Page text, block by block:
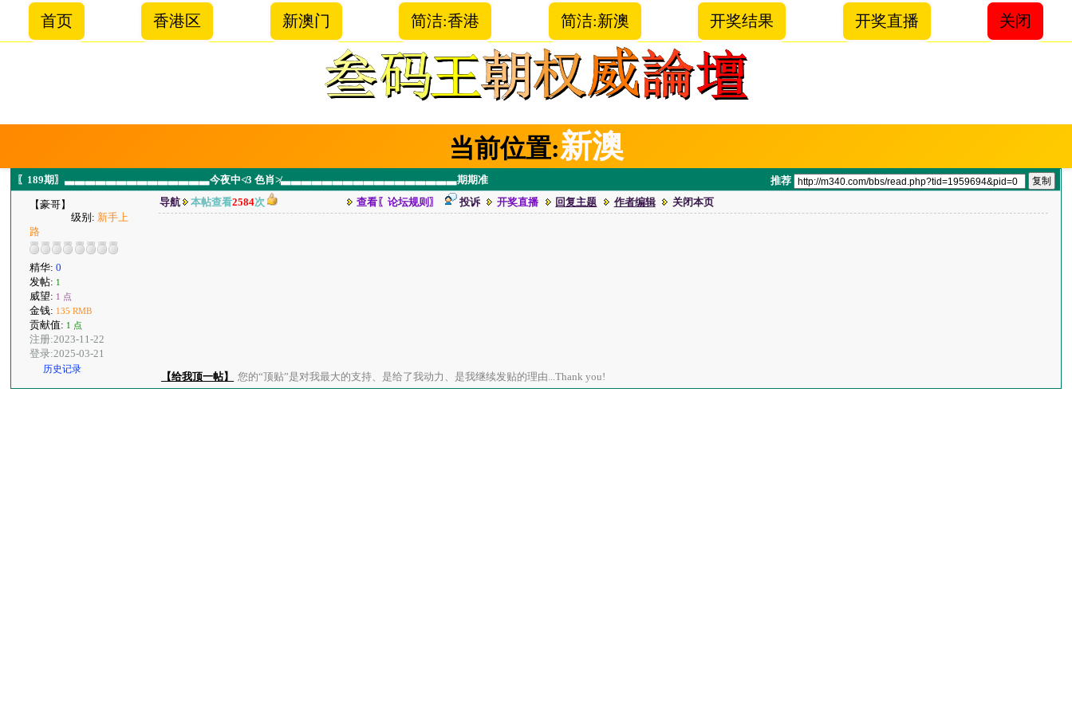
首页 香港区 新澳门 简洁:香港 简洁:新澳 开奖结果 开奖直播 关闭
当前位置:新澳
〖189期〗▃▃▃▃▃▃▃▃▃▃▃▃▃▃今夜中≮3 色肖≯▃▃▃▃▃▃▃▃▃▃▃▃▃▃▃▃▃期期准 推荐
【豪哥】
级别: 新手上
路
精华:0
发帖: 1
威望: 1 点
金钱: 135 RMB
贡献值: 1 点
注册:2023-11-22
登录:2025-03-21
历史记录
导航 本帖查看2584次 查看〖论坛规则〗 投诉 开奖直播 回复主题 作者编辑 关闭本页
【给我顶一帖】 您的“顶贴”是对我最大的支持、是给了我动力、是我继续发贴的理由...Thank you!